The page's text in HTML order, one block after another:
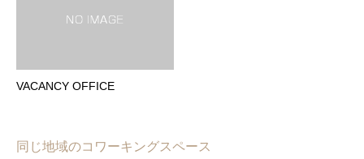
VACANCY OFFICE
同じ地域のコワーキングスペース